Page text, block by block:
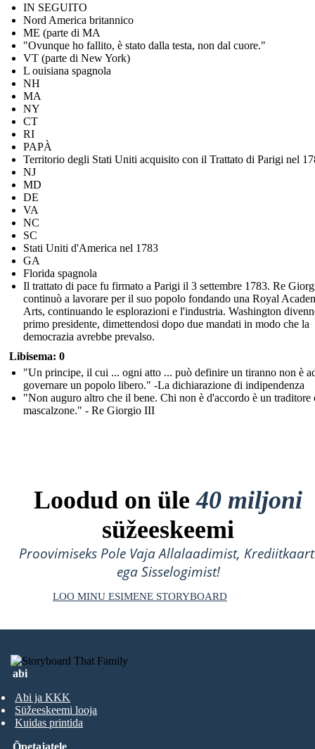
IN SEGUITO
Nord America britannico
ME (parte di MA
"Ovunque ho fallito, è stato dalla testa, non dal cuore."
VT (parte di New York)
L ouisiana spagnola
NH
MA
NY
CT
RI
PAPÀ
Territorio degli Stati Uniti acquisito con il Trattato di Parigi nel
NJ
MD
DE
VA
NC
SC
Stati Uniti d'America nel 1783
GA
Florida spagnola
Il trattato di pace fu firmato a Parigi il 3 settembre 1783. Re
continuò a lavorare per il suo popolo fondando una Royal
Arts, continuando le esplorazioni e l'industria. Washington
primo presidente, dimettendosi dopo due mandati in modo che la
democrazia avrebbe prevalso.
Libisema: 0
"Un principe, il cui ... ogni atto ... può definire un tiranno non è
governare un popolo libero." -La dichiarazione di indipendenza
"Non auguro altro che il bene. Chi non è d'accordo è un traditore
mascalzone." - Re Giorgio III
Loodud on üle40 miljoni
süžeeskeemi
Proovimiseks Pole Vaja Allalaadimist,
ega Sisselogimist!
LOO MINU ESIMENE STORYBOARD
abi
Abi ja KKK
Süžeeskeemi looja
Kuidas printida
Õpetajatele